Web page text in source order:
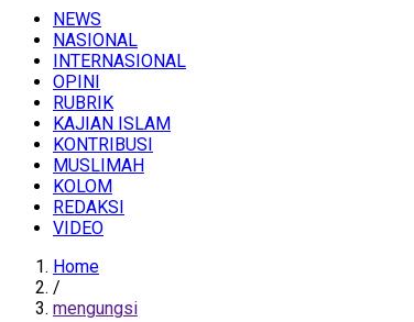
NEWS
NASIONAL
INTERNASIONAL
OPINI
RUBRIK
KAJIAN ISLAM
KONTRIBUSI
MUSLIMAH
KOLOM
REDAKSI
VIDEO
Home
/
mengungsi